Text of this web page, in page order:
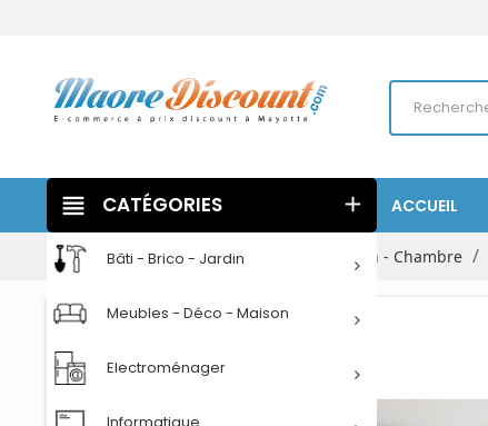
ACCUEIL
view_headline CATÉGORIES add
Bâti - Brico - Jardin
Meubles - Déco - Maison
Electroménager
Informatique
Accueil Meubles - Déco - Maison Salon - Chambre